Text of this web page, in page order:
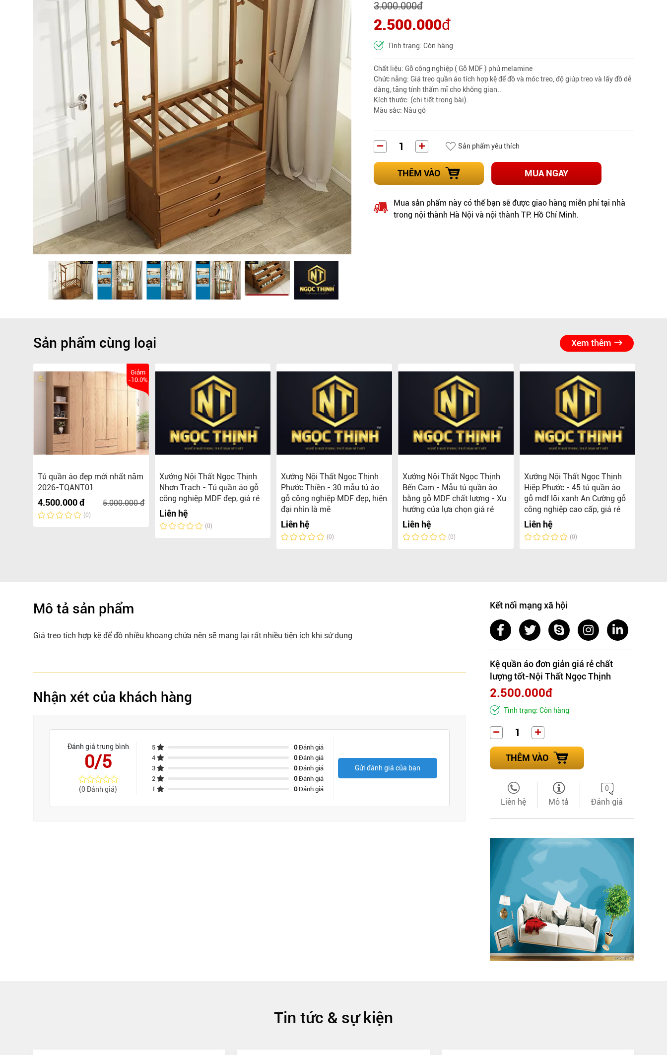
Bếp từ-Bếp hồng ngoại
Chậu rửa bát
Ray trượt – bản lề – tay nắm cửa
Phụ kiện tủ bếp dưới
Giá để bát đĩa đa năng
Giá để dao thớt
Kệ để chất tẩy rửa
Kệ gia vị
Kệ góc liên hoàn
3.000.000đ
2.500.000đ
Tình trạng: Còn hàng
Chất liệu: Gỗ công nghiệp ( Gỗ MDF ) phủ melamine
Chức năng: Giá treo quần áo tích hợp kệ để đồ và móc treo, độ giúp treo và lấy đồ dễ
dàng, tăng tính thẩm mĩ cho không gian..
Kích thước: (chi tiết trong bài).
Màu sắc: Nâu gỗ
Sản phẩm yêu thích
THÊM VÀO MUA NGAY
Mua sản phẩm này có thể bạn sẽ được giao hàng miễn phí tại nhà
trong nội thành Hà Nội và nội thành TP. Hồ Chí Minh.
Sản phẩm cùng loại Xem thêm
Giảm
-10.0%
Tủ quần áo đẹp mới nhất năm
2026-TQANT01
4.500.000 đ 5.000.000 đ
(0)
Xưởng Nội Thất Ngọc Thịnh
Nhơn Trạch - Tủ quần áo gỗ
công nghiệp MDF đẹp, giá rẻ
Liên hệ
(0)
Xưởng Nội Thất Ngọc Thịnh
Phước Thiền - 30 mẫu tủ áo
gỗ công nghiệp MDF đẹp, hiện
đại nhìn là mê
Liên hệ
(0)
Xưởng Nội Thất Ngọc Thịnh
Bến Cam - Mẫu tủ quần áo
bằng gỗ MDF chất lượng - Xu
hướng của lựa chọn giá rẻ
Liên hệ
(0)
Xưởng Nội Thất Ngọc Thịnh
Hiệp Phước - 45 tủ quần áo
gỗ mdf lõi xanh An Cường gỗ
công nghiệp cao cấp, giá rẻ
Liên hệ
(0)
Mô tả sản phẩm
Giá treo tích hợp kệ để đồ nhiều khoang chứa nên sẽ mang lại rất nhiều tiện ích khi sử dụng
Nhận xét của khách hàng
Đánh giá trung bình
0/5
(0 Đánh giá)
5 0Đánh giá
4
0Đánh giá
3
0Đánh giá
2
0Đánh giá
1
0Đánh giá
Gửi đánh giá của bạn
Kết nối mạng xã hội
Kệ quần áo đơn giản giá rẻ chất
lượng tốt-Nội Thất Ngọc Thịnh
2.500.000đ
Tình trạng: Còn hàng
THÊM VÀO
Liên hệ Mô tả
0
Đánh giá
Tin tức & sự kiện